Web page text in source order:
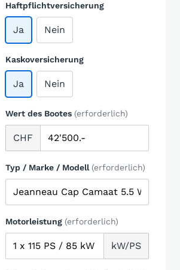
Haftpflichtversicherung
Ja Nein
Kaskoversicherung
Ja Nein
Wert des Bootes (erforderlich)
CHF
Typ / Marke / Modell (erforderlich)
Motorleistung (erforderlich)
kW/PS